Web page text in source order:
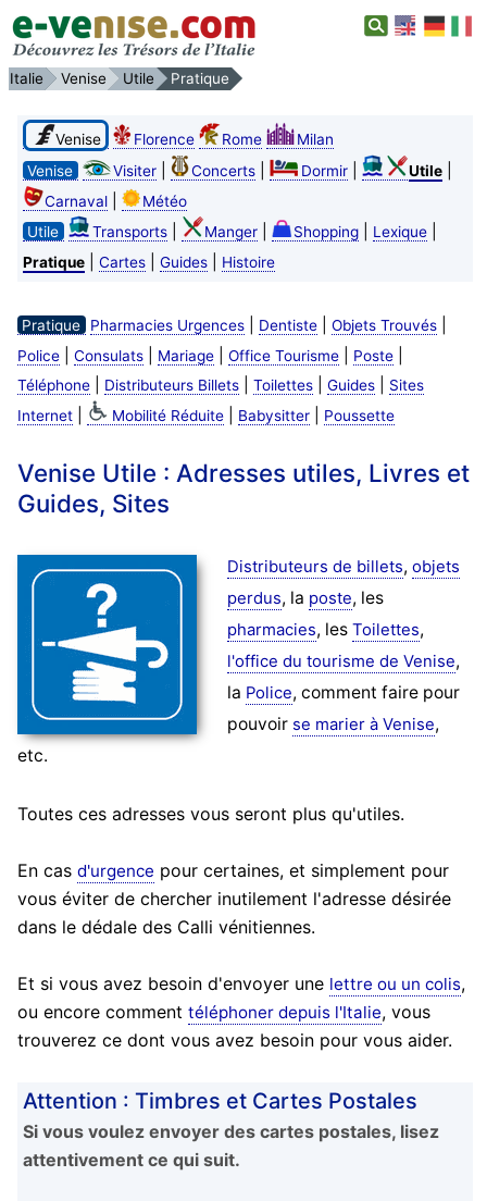
Italie Venise Utile Pratique
Venise Florence Rome
Milan
Venise
Visiter| Concerts| Dormir| Utile|
Carnaval|
Météo
Utile
Transports| Manger| Shopping| Lexique|
Pratique| Cartes| Guides| Histoire
Pratique Pharmacies Urgences| Dentiste| Objets Trouvés|
Police| Consulats| Mariage| Office Tourisme| Poste|
Téléphone| Distributeurs Billets| Toilettes| Guides|
Sites
Internet| Mobilité Réduite| Babysitter| Poussette
Venise Utile : Adresses utiles, Livres et
Guides, Sites
Distributeurs de billets, objets
perdus, la poste, les
pharmacies, les Toilettes,
l'office du tourisme de Venise,
la Police, comment faire pour
pouvoir se marier à Venise,
etc.
Toutes ces adresses vous seront plus qu'utiles.
En cas d'urgence pour certaines, et simplement pour
vous éviter de chercher inutilement l'adresse désirée
dans le dédale des Calli vénitiennes.
Et si vous avez besoin d'envoyer une lettre ou un colis,
ou encore comment téléphoner depuis l'Italie, vous
trouverez ce dont vous avez besoin pour vous aider.
Attention : Timbres et Cartes Postales
Si vous voulez envoyer des cartes postales, lisez
attentivement ce qui suit.